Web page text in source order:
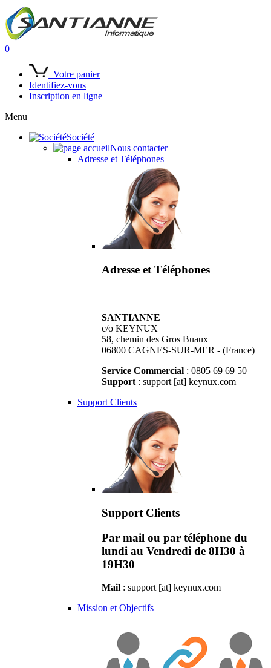
0
Votre panier
Identifiez-vous
Inscription en ligne
Menu
Société
Nous contacter
Adresse et Téléphones
Adresse et Téléphones
SANTIANNE
c/o KEYNUX
58, chemin des Gros Buaux
06800 CAGNES-SUR-MER - (France)
Service Commercial : 0805 69 69 50
Support : support [at] keynux.com
Support Clients
Support Clients
Par mail ou par téléphone du
lundi au Vendredi de 8H30 à
19H30
Mail : support [at] keynux.com
Mission et Objectifs